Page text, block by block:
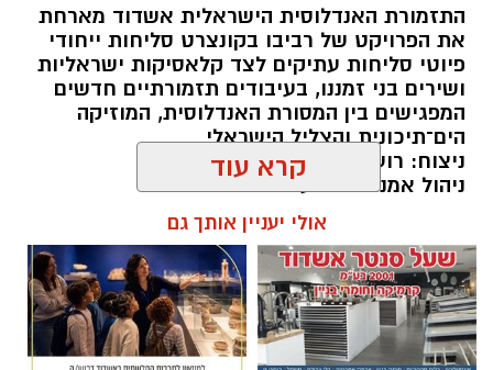
האירוע, שייערך תחת הכותרת "מתחברים באלול",
מיועד לכלל הציבור ויעסוק בחיזוק ובהכנה לקראת
הימים הנוראים, הרחמים והסליחות.
הערב יתקיים במעמד הרב רפאל רובין שליט"א,
שיישא דברי חיזוק והתעוררות לקראת הימים
הנוראים והשנה החדשה.
האירוע יתקיים ביום שני, ד' באלול תשפ"ו, 17
באוגוסט 2026, בשעה 21:00, בבית הכנסת "שירה
חדשה", ברחוב שבט שמעון 15 ברובע י"ב באשדוד.
התזמורת האנדלוסית הישראלית אשדוד מארחת
את הפרויקט של רביבו בקונצרט סליחות ייחודי
פיוטי סליחות עתיקים לצד קלאסיקות ישראליות
ושירים בני זמננו, בעיבודים תזמורתיים חדשים
המפגישים בין המסורת האנדלוסית, המוזיקה
הים־תיכונית והצליל הישראלי
ניצוח: רועי אזולאי
ניהול אמנותי: אלעד לוי
להאזנה לתוכן:
קרא עוד
אולי יעניין אותך גם